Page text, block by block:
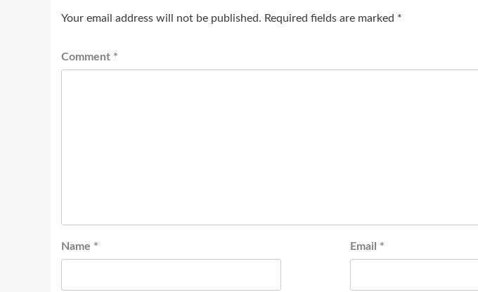
Your email address will not be published. Required fields are marked *
Comment *
Name * Email *